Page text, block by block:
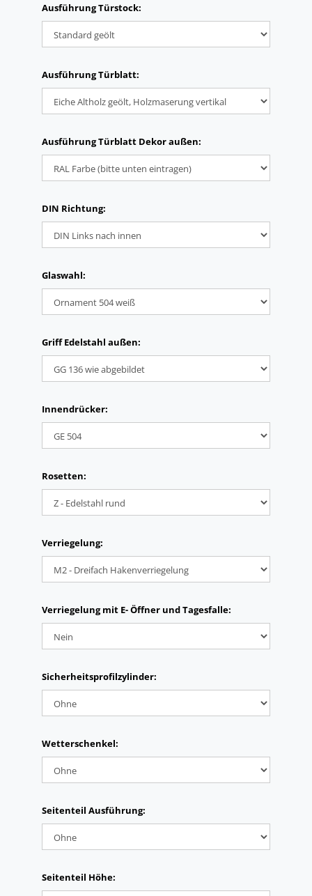
Ausführung Türstock:
Ausführung Türblatt:
Ausführung Türblatt Dekor außen:
DIN Richtung:
Glaswahl:
Griff Edelstahl außen:
Innendrücker:
Rosetten:
Verriegelung:
Verriegelung mit E- Öffner und Tagesfalle:
Sicherheitsprofilzylinder:
Wetterschenkel:
Seitenteil Ausführung:
Seitenteil Höhe: